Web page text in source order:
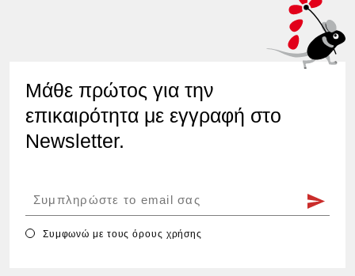
Μάθε πρώτος για την
επικαιρότητα με εγγραφή στο
Newsletter.
Συμφωνώ με τουςόρους χρήσης